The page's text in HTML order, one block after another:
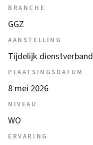
BRANCHE
GGZ
AANSTELLING
Tijdelijk dienstverband
PLAATSINGSDATUM
8 mei 2026
NIVEAU
WO
ERVARING